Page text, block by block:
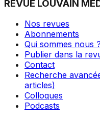
REVUE LOUVAIN
Nos revues
Abonnements
Qui sommes nous ?
Publier dans la
Contact
Recherche
articles)
Colloques
Podcasts